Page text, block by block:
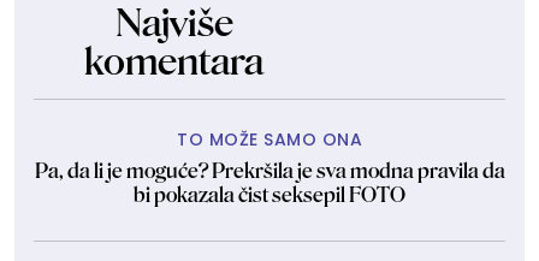
Najviše
komentara
TO MOŽE SAMO ONA
Pa, da li je moguće? Prekršila je sva modna pravila da
bi pokazala čist seksepil FOTO